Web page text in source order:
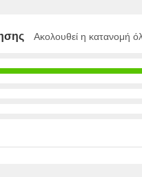
Ακολουθεί η κατανομή